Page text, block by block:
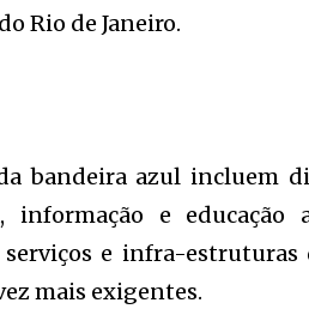
Rio de Janeiro.
bandeira azul incluem
informação e educação
e infra-
mais exigentes.